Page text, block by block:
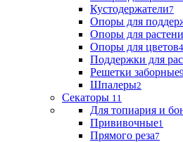
Кустодержатели7
Опоры для
Опоры для
Опоры для цветов4
Поддержки для
Решетки заборные9
Шпалеры2
Секаторы 11
Для топиария и
Прививочные1
Прямого реза7